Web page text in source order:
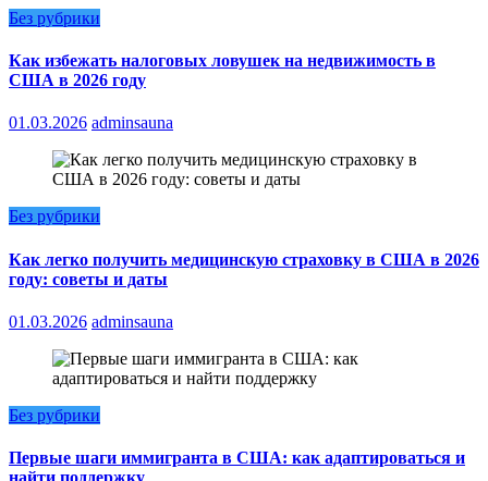
Без рубрики
Как избежать налоговых ловушек на недвижимость в
США в 2026 году
01.03.2026 adminsauna
Без рубрики
Как легко получить медицинскую страховку в США в 2026
году: советы и даты
01.03.2026 adminsauna
Без рубрики
Первые шаги иммигранта в США: как адаптироваться и